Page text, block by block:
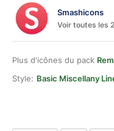
Smashicons
Voir toutes les
Plus d'icônes du pack
Style: Basic Miscellany